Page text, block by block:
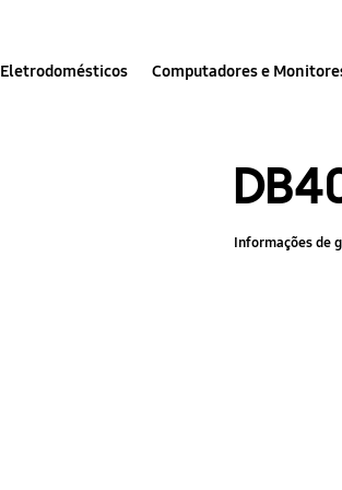
Eletrodomésticos Computadores e
Informações de